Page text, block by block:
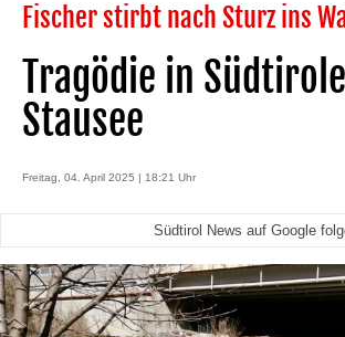
Fischer stirbt nach Sturz ins
Tragödie in
Stausee
Freitag, 04. April 2025 | 18:21 Uhr
Südtirol News auf Google